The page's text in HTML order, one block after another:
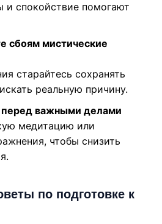
и спокойствие помогают
сбоям мистические
старайтесь сохранять
реальную причину.
перед важными делами
медитацию или
чтобы снизить
по подготовке к